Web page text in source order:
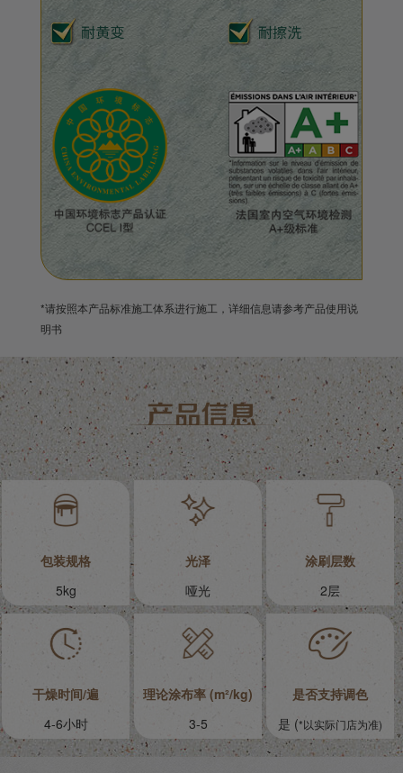
*请按照本产品标准施工体系进行施工，详细信息请参考产品使用说
明书
包装规格
5kg
光泽
哑光
涂刷层数
2层
干燥时间/遍
4-6小时
理论涂布率 (m²/kg)
3-5
是否支持调色
是 (*以实际门店为准)